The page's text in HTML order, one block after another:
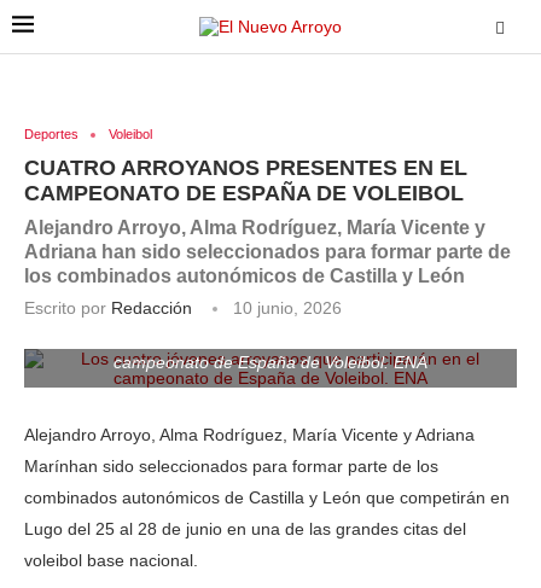
Deportes Voleibol
CUATRO ARROYANOS PRESENTES EN EL
CAMPEONATO DE ESPAÑA DE VOLEIBOL
Alejandro Arroyo, Alma Rodríguez, María Vicente y
Adriana han sido seleccionados para formar parte de
los combinados autonómicos de Castilla y León
Escrito por Redacción
10 junio, 2026
campeonato de España de Voleibol. ENA
Alejandro Arroyo, Alma Rodríguez, María Vicente y Adriana
Marínhan sido seleccionados para formar parte de los
combinados autonómicos de Castilla y León que competirán en
Lugo del 25 al 28 de junio en una de las grandes citas del
voleibol base nacional.